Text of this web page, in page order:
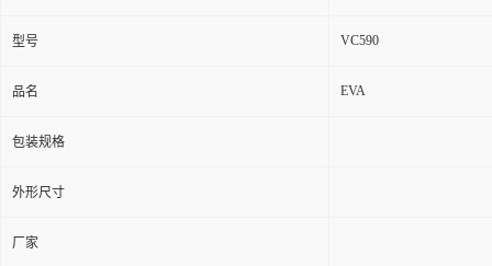
型号 VC590
品名 EVA
包装规格
外形尺寸
厂家